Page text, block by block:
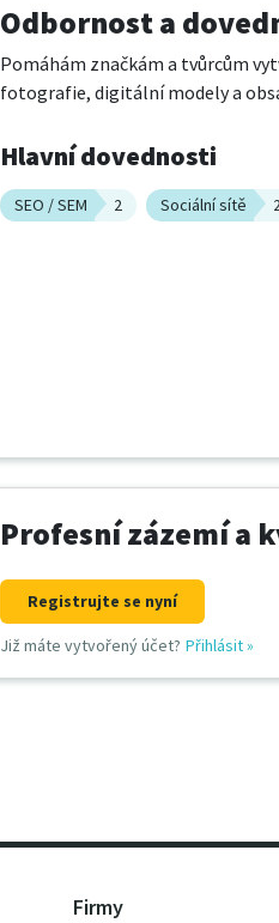
Odbornost a
Pomáhám značkám a tvůrcům
fotografie, digitální modely a
Hlavní dovednosti
SEO / SEM 2 Sociální sítě
Profesní zázemí a
Registrujte se nyní
Již máte vytvořený účet? Přihlásit»
Firmy